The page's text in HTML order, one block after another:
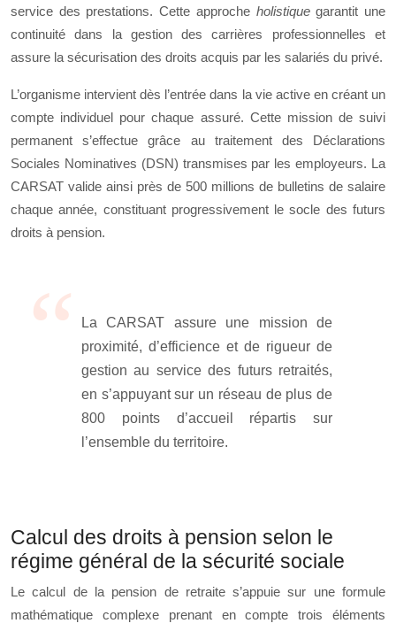
service des prestations. Cette approche holistiquegarantit une
continuité dans la gestion des carrières professionnelles et
assure la sécurisation des droits acquis par les salariés du privé.
L’organisme intervient dès l’entrée dans la vie active en créant un
compte individuel pour chaque assuré. Cette mission de suivi
permanent s’effectue grâce au traitement des Déclarations
Sociales Nominatives (DSN) transmises par les employeurs. La
CARSAT valide ainsi près de 500 millions de bulletins de salaire
chaque année, constituant progressivement le socle des futurs
droits à pension.
La CARSAT assure une mission de
proximité, d’efficience et de rigueur de
gestion au service des futurs retraités,
en s’appuyant sur un réseau de plus de
800 points d’accueil répartis sur
l’ensemble du territoire.
Calcul des droits à pension selon le
régime général de la sécurité sociale
Le calcul de la pension de retraite s’appuie sur une formule
mathématique complexe prenant en compte trois éléments